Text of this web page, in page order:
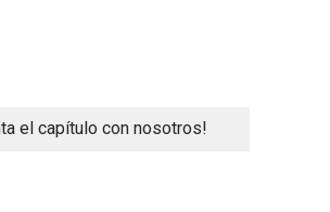
el capítulo con nosotros!